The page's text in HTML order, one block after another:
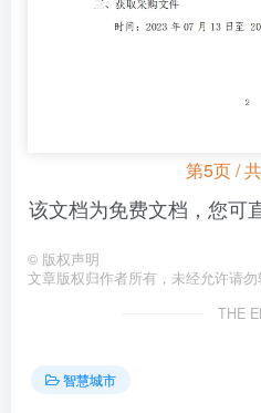
第5页 /
该文档为免费文档，您可
© 版权声明
文章版权归作者所有，未经允许请勿
THE
智慧城市